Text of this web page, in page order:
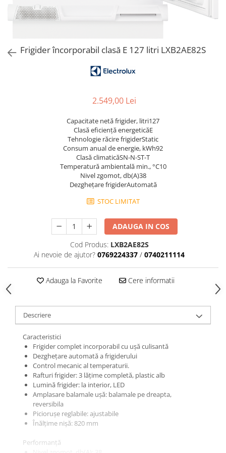
Aspiratoare verticale
Apiratoare cu sac
Ingrijirea rufelor si a vaselor
Frigider încorporabil clasă E 127 litri LXB2AE82S
2.549,00 Lei
Capacitate netă frigider, litri127
Clasă eficienţă energeticăE
Tehnologie răcire frigiderStatic
Consum anual de energie, kWh92
Clasă climaticăSN-N-ST-T
Temperatură ambientală min., °C10
Nivel zgomot, db(A)38
Dezgheţare frigiderAutomată
STOC LIMITAT
ADAUGA IN COS
Cod Produs: LXB2AE82S
Ai nevoie de ajutor? 0769224337 / 0740211114
Adauga la Favorite Cere informatii
Descriere
Caracteristici
Frigider complet incorporabil cu uşă culisantă
Dezgheţare automată a frigiderului
Control mecanic al temperaturii.
Rafturi frigider: 3 lăţime completă, plastic alb
Lumină frigider: la interior, LED
Amplasare balamale uşă: balamale pe dreapta,
reversibila
Picioruşe reglabile: ajustabile
Înălţime nișă: 820 mm
Performanţă